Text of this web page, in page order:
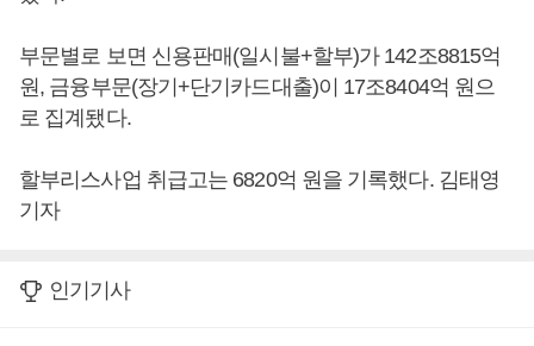
부문별로 보면 신용판매(일시불+할부)가 142조8815억
원, 금융부문(장기+단기카드대출)이 17조8404억 원으
로 집계됐다.
할부리스사업 취급고는 6820억 원을 기록했다. 김태영
기자
인기기사